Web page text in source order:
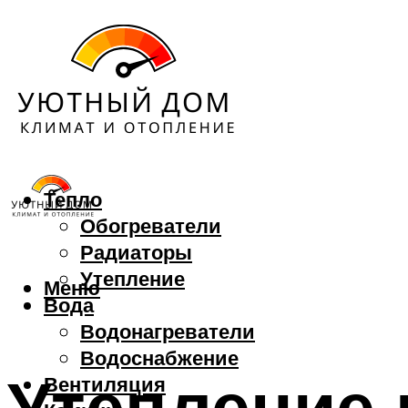
Тепло
Обогреватели
Радиаторы
Утепление
Вода
Водонагреватели
Водоснабжение
Вентиляция
Меню